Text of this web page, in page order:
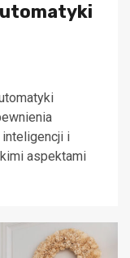
i
aspektami